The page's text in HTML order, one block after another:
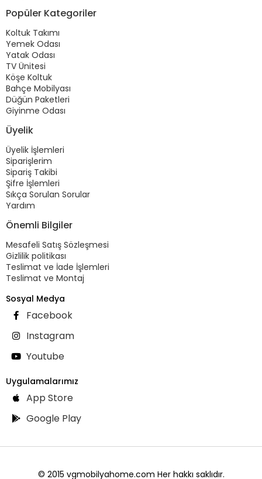
Popüler Kategoriler
Koltuk Takımı
Yemek Odası
Yatak Odası
TV Ünitesi
Köşe Koltuk
Bahçe Mobilyası
Düğün Paketleri
Giyinme Odası
Üyelik
Üyelik İşlemleri
Siparişlerim
Sipariş Takibi
Şifre İşlemleri
Sıkça Sorulan Sorular
Yardım
Önemli Bilgiler
Mesafeli Satış Sözleşmesi
Gizlilik politikası
Teslimat ve İade İşlemleri
Teslimat ve Montaj
Sosyal Medya
Facebook
Instagram
Youtube
Uygulamalarımız
App Store
Google Play
© 2015 vgmobilyahome.com Her hakkı saklıdır.